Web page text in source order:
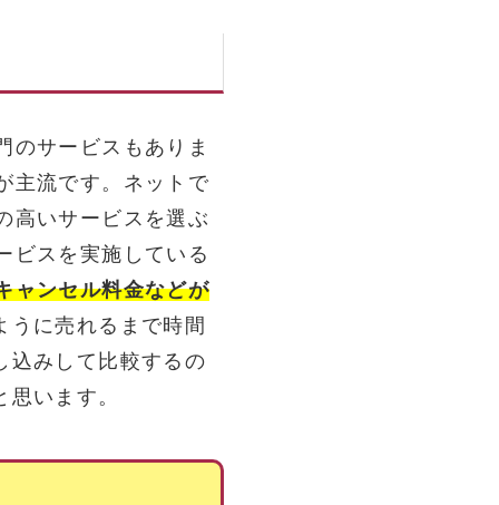
のサービスもありま
主流です。ネットで
高いサービスを選ぶ
ビスを実施している
ャンセル料金などが
うに売れるまで時間
込みして比較するの
います。